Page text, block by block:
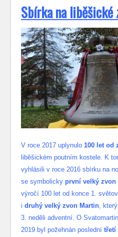
Sbírka na liběšické
V roce 2017 uplynulo100 let od
liběšickém poutním kostele. K
vyhlásili v roce 2016 sbírku na
se symbolickyprvní velký
výročí 100 let od konce 1.
idruhý velký zvon Martin,
3. neděli adventní. O
2019 byl požehnán poslednítřetí